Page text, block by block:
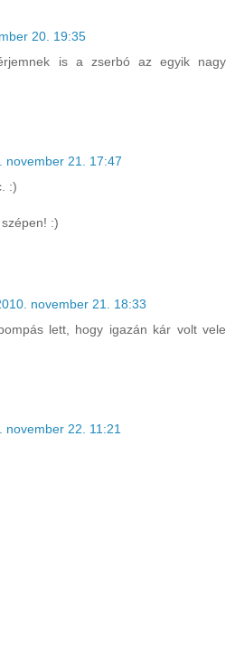
20. 19:35
is a zserbó az egyik nagy
november 21. 17:47
:)
:)
november 21. 18:33
lett, hogy igazán kár volt vele
november 22. 11:21